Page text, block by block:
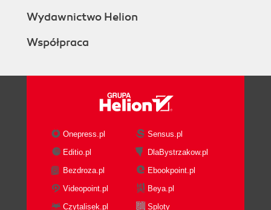
Wydawnictwo Helion
Współpraca
Onepress.pl
Sensus.pl
Editio.pl
DlaBystrzakow.pl
Bezdroza.pl
Ebookpoint.pl
Videopoint.pl
Beya.pl
Czytalisek.pl
Sploty